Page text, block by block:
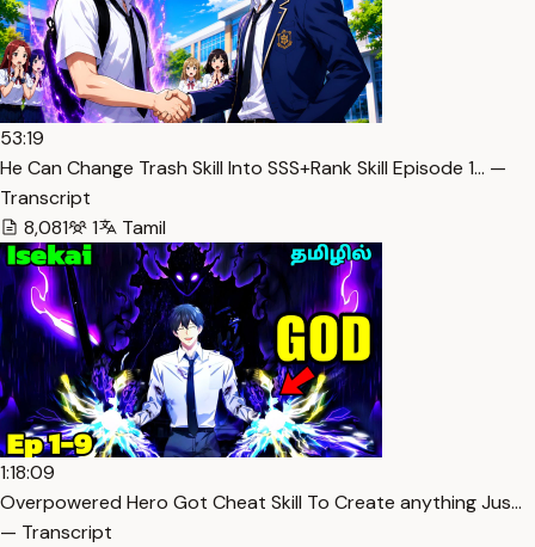
53:19
He Can Change Trash Skill Into SSS+Rank Skill Episode 1… —
Transcript
8,081
1 Tamil
1:18:09
Overpowered Hero Got Cheat Skill To Create anything Jus…
— Transcript